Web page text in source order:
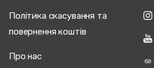
Політика скасування та
повернення коштів
Про нас